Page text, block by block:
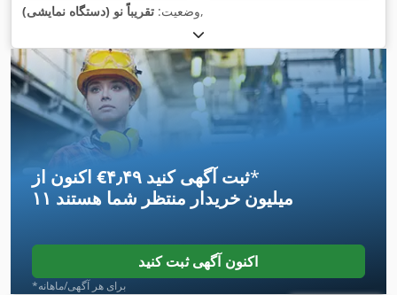
وضعیت: تقریباً نو (دستگاه نمایشی) ,
اکنون از ‎€۴٫۴۹ ثبت آگهی کنید*
۱۱ میلیون خریدار منتظر شما هستند
اکنون آگهی ثبت کنید
*برای هر آگهی/ماهانه